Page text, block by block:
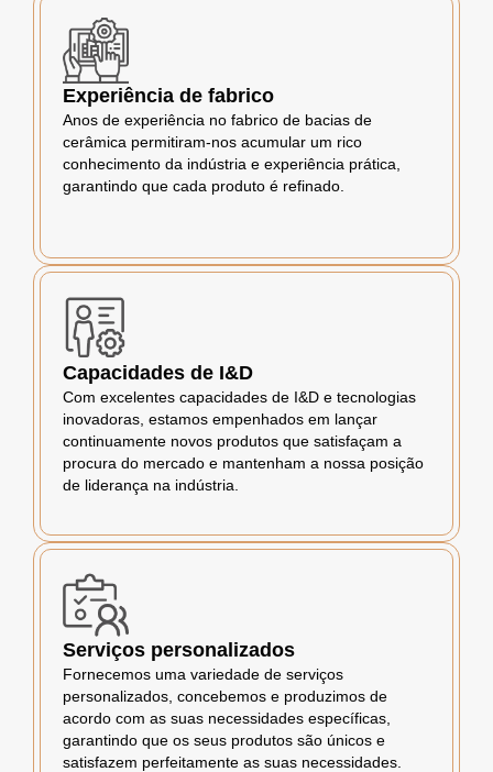
Experiência de fabrico
Anos de experiência no fabrico de bacias de
cerâmica permitiram-nos acumular um rico
conhecimento da indústria e experiência prática,
garantindo que cada produto é refinado.
Capacidades de I&D
Com excelentes capacidades de I&D e tecnologias
inovadoras, estamos empenhados em lançar
continuamente novos produtos que satisfaçam a
procura do mercado e mantenham a nossa posição
de liderança na indústria.
Serviços personalizados
Fornecemos uma variedade de serviços
personalizados, concebemos e produzimos de
acordo com as suas necessidades específicas,
garantindo que os seus produtos são únicos e
satisfazem perfeitamente as suas necessidades.